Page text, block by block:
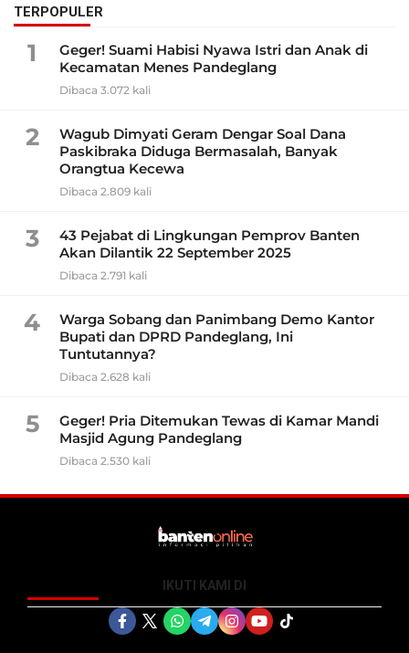
TERPOPULER
1
Geger! Suami Habisi Nyawa Istri dan Anak di
Kecamatan Menes Pandeglang
Dibaca 3.072 kali
2
Wagub Dimyati Geram Dengar Soal Dana
Paskibraka Diduga Bermasalah, Banyak
Orangtua Kecewa
Dibaca 2.809 kali
3
43 Pejabat di Lingkungan Pemprov Banten
Akan Dilantik 22 September 2025
Dibaca 2.791 kali
4
Warga Sobang dan Panimbang Demo Kantor
Bupati dan DPRD Pandeglang, Ini
Tuntutannya?
Dibaca 2.628 kali
5
Geger! Pria Ditemukan Tewas di Kamar Mandi
Masjid Agung Pandeglang
Dibaca 2.530 kali
IKUTI KAMI DI